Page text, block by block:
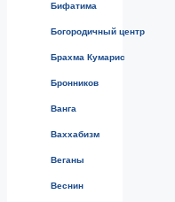
Бифатима
Богородичный центр
Брахма Кумарис
Бронников
Ванга
Ваххабизм
Веганы
Веснин